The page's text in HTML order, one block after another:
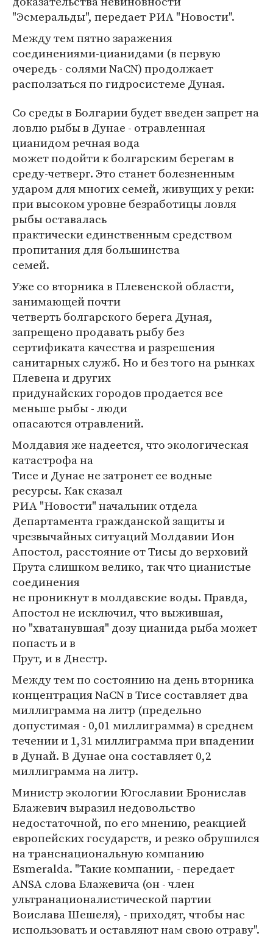
"Эсмеральды", передает РИА "Новости".
Между тем пятно заражения
соединениями-цианидами (в первую
очередь - солями NaCN) продолжает
расползаться по гидросистеме Дуная.
Со среды в Болгарии будет введен запрет на
ловлю рыбы в Дунае - отравленная
цианидом речная вода
может подойти к болгарским берегам в
среду-четверг. Это станет болезненным
ударом для многих семей, живущих у реки:
при высоком уровне безработицы ловля
рыбы оставалась
практически единственным средством
пропитания для большинства
семей.
Уже со вторника в Плевенской области,
занимающей почти
четверть болгарского берега Дуная,
запрещено продавать рыбу без
сертификата качества и разрешения
санитарных служб. Но и без того на рынках
Плевена и других
придунайских городов продается все
меньше рыбы - люди
опасаются отравлений.
Молдавия же надеется, что экологическая
катастрофа на
Тисе и Дунае не затронет ее водные
ресурсы. Как сказал
РИА "Новости" начальник отдела
Департамента гражданской защиты и
чрезвычайных ситуаций Молдавии Ион
Апостол, расстояние от Тисы до верховий
Прута слишком велико, так что цианистые
соединения
не проникнут в молдавские воды. Правда,
Апостол не исключил, что выжившая,
но "хватанувшая" дозу цианида рыба может
попасть и в
Прут, и в Днестр.
Между тем по состоянию на день вторника
концентрация NaCN в Тисе составляет два
миллиграмма на литр (предельно
допустимая - 0,01 миллиграмма) в среднем
течении и 1,31 миллиграмма при впадении
в Дунай. В Дунае она составляет 0,2
миллиграмма на литр.
Министр экологии Югославии Бронислав
Блажевич выразил недовольство
недостаточной, по его мнению, реакцией
европейских государств, и резко обрушился
на транснациональную компанию
Esmeralda. "Такие компании, - передает
ANSA слова Блажевича (он - член
ультранационалистической партии
Воислава Шешеля), - приходят, чтобы нас
использовать и оставляют нам свою отраву".